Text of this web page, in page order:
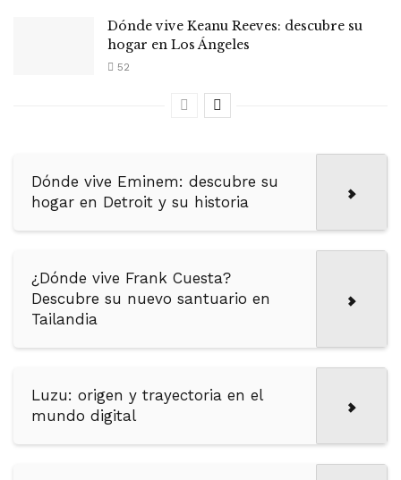
Dónde vive Keanu Reeves: descubre su
hogar en Los Ángeles
52
Dónde vive Eminem: descubre su
hogar en Detroit y su historia
¿Dónde vive Frank Cuesta?
Descubre su nuevo santuario en
Tailandia
Luzu: origen y trayectoria en el
mundo digital